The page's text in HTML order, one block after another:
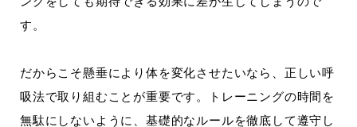
す。
だからこそ懸垂により体を変化させたいなら、正しい呼
吸法で取り組むことが重要です。トレーニングの時間を
無駄にしないように、基礎的なルールを徹底して遵守し